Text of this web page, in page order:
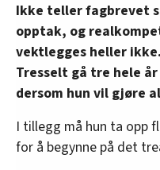
Ikke teller fagbrevet
opptak, og
vektlegges heller
Tresselt gå tre hele
dersom hun vil gjøre
I tillegg må hun ta opp
for å begynne på det